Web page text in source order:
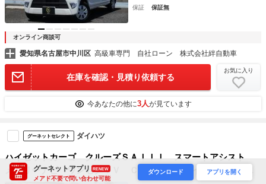
保証
保証無
オンライン商談可
愛知県名古屋市中川区 高級車専門 自社ローン 株式会社絆自動車
在庫を確認・見積り依頼する
お気に入り
今あなたの他に3人が見ています
グーネットセレクト ダイハツ
ハイゼットカーゴ クルーズＳＡＩＩＩ スマートアシスト
メモリーナビ ワンセグＴＶ ＣＤ 前後ドライブレコーダ
グーネットアプリ RENEW
メアド不要で問い合わせ可能
ダウンロード アプリを開く